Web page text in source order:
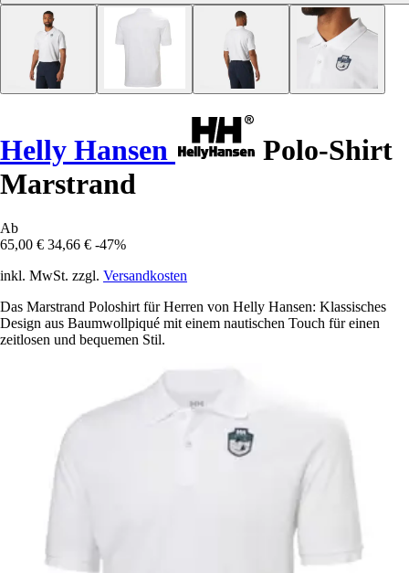
Helly Hansen
Polo-Shirt
Marstrand
Ab
65,00 € 34,66 € -47%
inkl. MwSt. zzgl. Versandkosten
Das Marstrand Poloshirt für Herren von Helly Hansen: Klassisches
Design aus Baumwollpiqué mit einem nautischen Touch für einen
zeitlosen und bequemen Stil.